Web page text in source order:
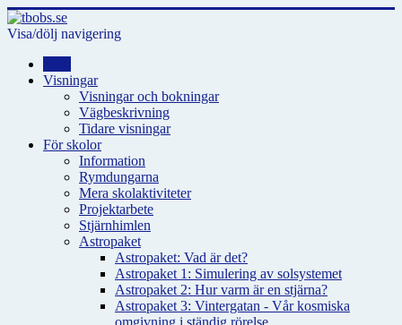
Visa/dölj navigering
Visningar
Visningar och bokningar
Vägbeskrivning
Tidare visningar
För skolor
Information
Rymdungarna
Mera skolaktiviteter
Projektarbete
Stjärnhimlen
Astropaket
Astropaket: Vad är det?
Astropaket 1: Simulering av solsystemet
Astropaket 2: Hur varm är en stjärna?
Astropaket 3: Vintergatan - Vår kosmiska
omgivning i ständig rörelse